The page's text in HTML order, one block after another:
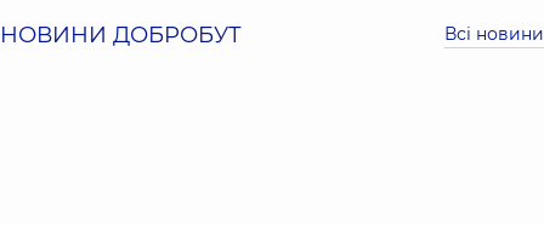
НОВИНИ ДОБРОБУТ Всі новини